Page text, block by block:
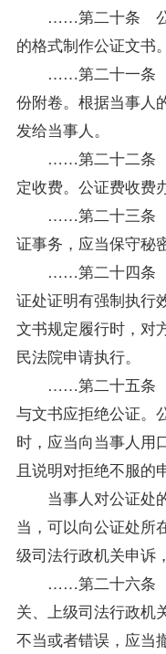
……第二十条 公证
的格式制作公证文书。
……第二十一条 公
份附卷。根据当事人
发给当事人。
……第二十二条 公
定收费。公证费收费
……第二十三条 公
证事务，应当保守秘密
……第二十四条 依
证处证明有强制执行
文书规定履行时，对
民法院申请执行。
……第二十五条 公
与文书应拒绝公证。
时，应当向当事人用
且说明对拒绝不服的
当事人对公证处的
当，可以向公证处所
级司法行政机关申诉
……第二十六条 公
关、上级司法行政机
不当或者错误，应当